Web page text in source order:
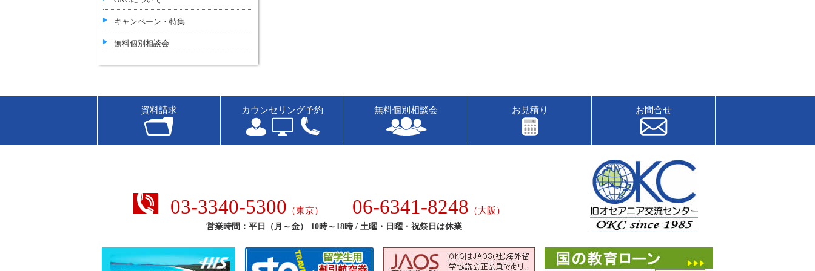
キャンペーン・特集
無料個別相談会
資料請求 カウンセリング予約 無料個別相談会 お見積り お問合せ
03-3340-5300 （東京） 06-6341-8248 （大阪）
営業時間：平日（月～金） 10時～18時 / 土曜・日曜・祝祭日は休業